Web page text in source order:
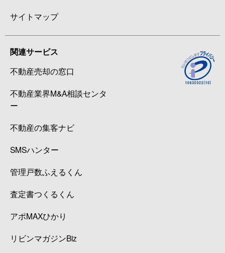
サイトマップ
関連サービス
不動産売却の窓口
不動産業界M&A相談センタ
ー
不動産の集客ナビ
SMSハンター
管理戸数ふえるくん
査定書つくるくん
アポMAXひかり
リビンマガジンBiz